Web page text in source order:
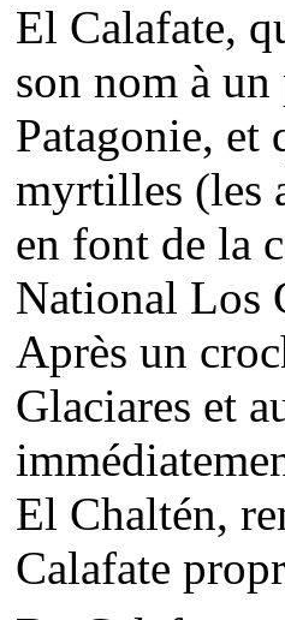
El Calafate,
son nom à
Patagonie, et
myrtilles (les
en font de la
National Los
Après un
Glaciares et
El Chaltén,
Calafate